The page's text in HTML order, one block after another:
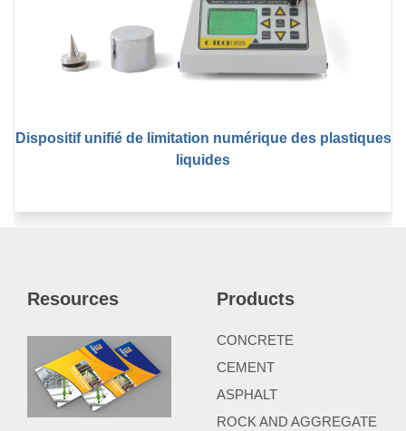
Dispositif unifié de limitation numérique des plastiques
liquides
Resources Products
CONCRETE
CEMENT
ASPHALT
ROCK AND AGGREGATE